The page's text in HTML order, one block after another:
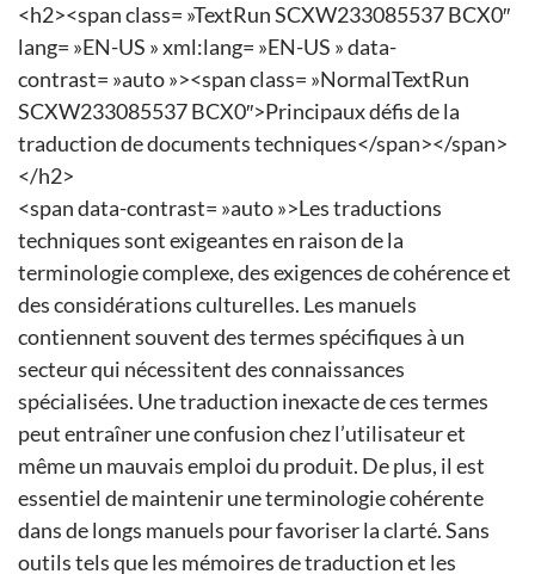
<h2><span class= »TextRun SCXW233085537 BCX0″
lang= »EN-US » xml:lang= »EN-US » data-
contrast= »auto »><span class= »NormalTextRun
SCXW233085537 BCX0″>Principaux défis de la
traduction de documents techniques</span></span>
</h2>
<span data-contrast= »auto »>Les traductions
techniques sont exigeantes en raison de la
terminologie complexe, des exigences de cohérence et
des considérations culturelles. Les manuels
contiennent souvent des termes spécifiques à un
secteur qui nécessitent des connaissances
spécialisées. Une traduction inexacte de ces termes
peut entraîner une confusion chez l’utilisateur et
même un mauvais emploi du produit. De plus, il est
essentiel de maintenir une terminologie cohérente
dans de longs manuels pour favoriser la clarté. Sans
outils tels que les mémoires de traduction et les